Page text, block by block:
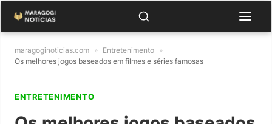
maragoginoticias.com » Entretenimento »
Os melhores jogos baseados em filmes e séries famosas
ENTRETENIMENTO